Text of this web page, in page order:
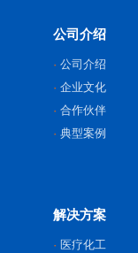
公司介绍
公司介绍
企业文化
合作伙伴
典型案例
解决方案
医疗化工